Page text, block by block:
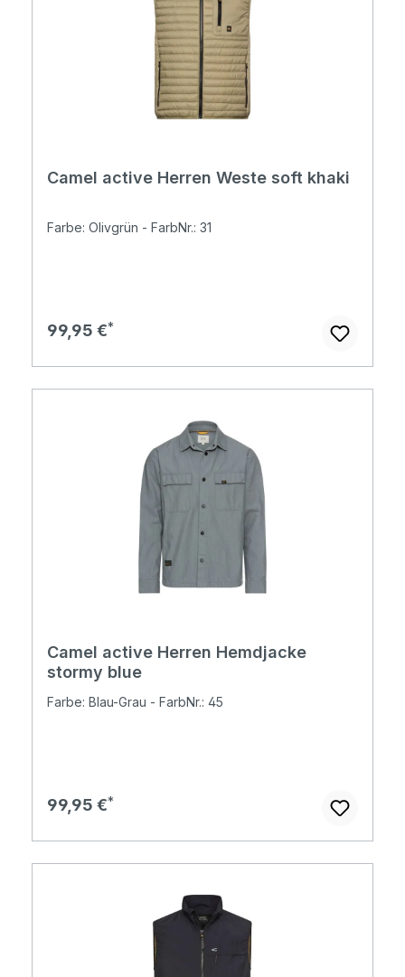
Camel active Herren Weste soft khaki
Farbe: Olivgrün - FarbNr.: 31
Regulärer Preis:
99,95 €
Camel active Herren Hemdjacke
stormy blue
Farbe: Blau-Grau - FarbNr.: 45
Regulärer Preis:
99,95 €